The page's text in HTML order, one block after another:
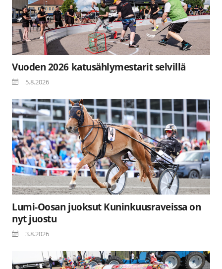
Vuoden 2026 katusählymestarit selvillä
5.8.2026
Lumi-Oosan juoksut Kuninkuusraveissa on
nyt juostu
3.8.2026